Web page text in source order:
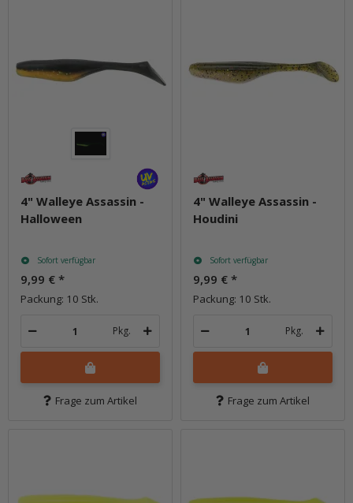
4" Walleye Assassin -
Halloween
Sofort verfügbar
9,99 € *
Packung: 10 Stk.
Pkg.
Frage zum Artikel
4" Walleye Assassin -
Houdini
Sofort verfügbar
9,99 € *
Packung: 10 Stk.
Pkg.
Frage zum Artikel